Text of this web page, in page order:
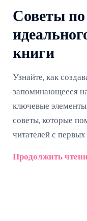
Советы
книги
Узнайте, как
запоминающееся
ключевые
советы, которые
читателей с первых
Продолжить